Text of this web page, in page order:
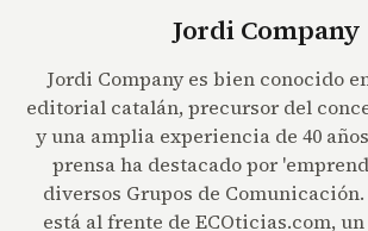
Jordi Company
Jordi Company es bien conocido
editorial catalán, precursor del
y una amplia experiencia de 40
prensa ha destacado por
diversos Grupos de
está al frente de ECOticias.com,